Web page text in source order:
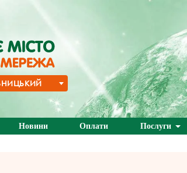
Новини Оплати Послуги